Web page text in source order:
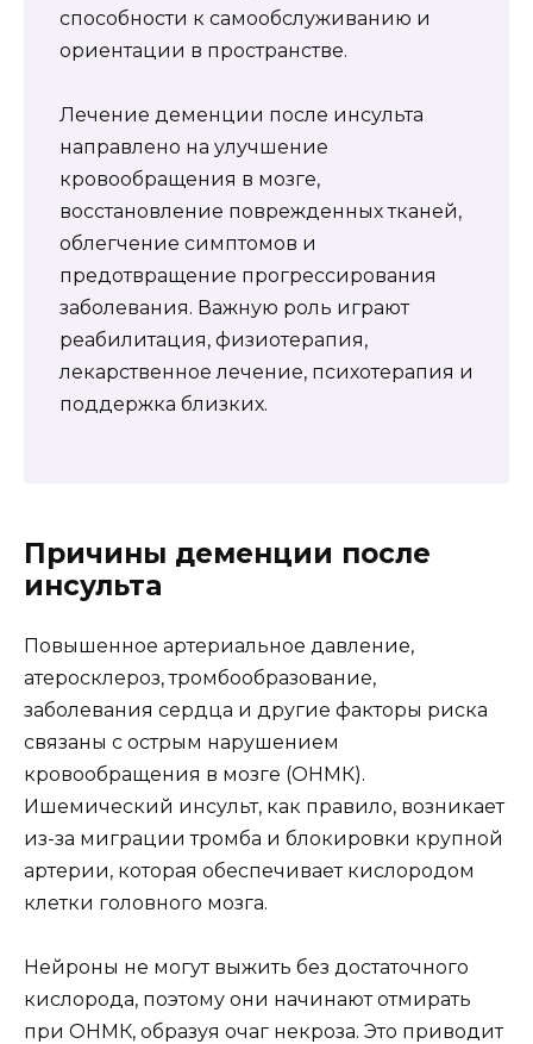
способности к самообслуживанию и
ориентации в пространстве.
Лечение деменции после инсульта
направлено на улучшение
кровообращения в мозге,
восстановление поврежденных тканей,
облегчение симптомов и
предотвращение прогрессирования
заболевания. Важную роль играют
реабилитация, физиотерапия,
лекарственное лечение, психотерапия и
поддержка близких.
Причины деменции после
инсульта
Повышенное артериальное давление,
атеросклероз, тромбообразование,
заболевания сердца и другие факторы риска
связаны с острым нарушением
кровообращения в мозге (ОНМК).
Ишемический инсульт, как правило, возникает
из-за миграции тромба и блокировки крупной
артерии, которая обеспечивает кислородом
клетки головного мозга.
Нейроны не могут выжить без достаточного
кислорода, поэтому они начинают отмирать
при ОНМК, образуя очаг некроза. Это приводит